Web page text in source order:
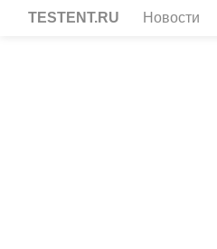
TESTENT.RU Новости